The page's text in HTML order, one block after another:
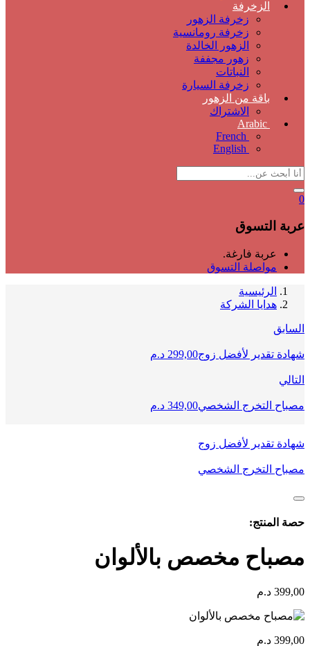
الزخرفة
زخرفة الزهور
زخرفة رومانسية
الزهور الخالدة
زهور مجففة
النباتات
زخرفة السيارة
باقة من الزهور
الاشتراك
Arabic
French
English
0
عربة التسوق
عربة فارغة.
مواصلة التسوق
الرئيسية
هدايا الشركة
السابق
شهادة تقدير لأفضل زوج299,00 د.م
التالي
مصباح التخرج الشخصي349,00 د.م
شهادة تقدير لأفضل زوج
مصباح التخرج الشخصي
حصة المنتج:
مصباح مخصص بالألوان
399,00 د.م
399,00 د.م